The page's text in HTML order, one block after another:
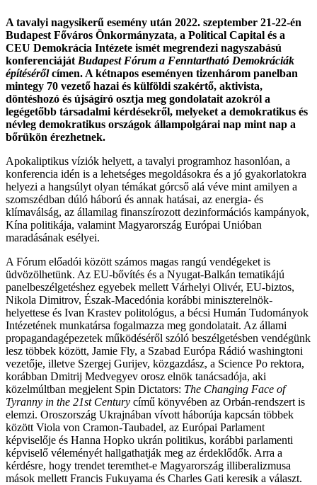
A tavalyi nagysikerű esemény után 2022. szeptember 21-22-én
Budapest Főváros Önkormányzata, a Political Capital és a
CEU Demokrácia Intézete ismét megrendezi nagyszabású
konferenciáját Budapest Fórum a Fenntartható Demokráciák
építésérőlcímen. A kétnapos eseményen tizenhárom panelban
mintegy 70 vezető hazai és külföldi szakértő, aktivista,
döntéshozó és újságíró osztja meg gondolatait azokról a
legégetőbb társadalmi kérdésekről, melyeket a demokratikus és
névleg demokratikus országok állampolgárai nap mint nap a
bőrükön érezhetnek.
Apokaliptikus víziók helyett, a tavalyi programhoz hasonlóan, a
konferencia idén is a lehetséges megoldásokra és a jó gyakorlatokra
helyezi a hangsúlyt olyan témákat górcső alá véve mint amilyen a
szomszédban dúló háború és annak hatásai, az energia- és
klímaválság, az államilag finanszírozott dezinformációs kampányok,
Kína politikája, valamint Magyarország Európai Unióban
maradásának esélyei.
A Fórum előadói között számos magas rangú vendégeket is
üdvözölhetünk. Az EU-bővítés és a Nyugat-Balkán tematikájú
panelbeszélgetéshez egyebek mellett Várhelyi Olivér, EU-biztos,
Nikola Dimitrov, Észak-Macedónia korábbi miniszterelnök-
helyettese és Ivan Krastev politológus, a bécsi Humán Tudományok
Intézetének munkatársa fogalmazza meg gondolatait. Az állami
propagandagépezetek működéséről szóló beszélgetésben vendégünk
lesz többek között, Jamie Fly, a Szabad Európa Rádió washingtoni
vezetője, illetve Szergej Gurijev, közgazdász, a Science Po rektora,
korábban Dmitrij Medvegyev orosz elnök tanácsadója, aki
közelmúltban megjelent Spin Dictators: The Changing Face of
Tyranny in the 21st Century című könyvében az Orbán-rendszert is
elemzi. Oroszország Ukrajnában vívott háborúja kapcsán többek
között Viola von Cramon-Taubadel, az Európai Parlament
képviselője és Hanna Hopko ukrán politikus, korábbi parlamenti
képviselő véleményét hallgathatják meg az érdeklődők. Arra a
kérdésre, hogy trendet teremthet-e Magyarország illiberalizmusa
mások mellett Francis Fukuyama és Charles Gati keresik a választ.